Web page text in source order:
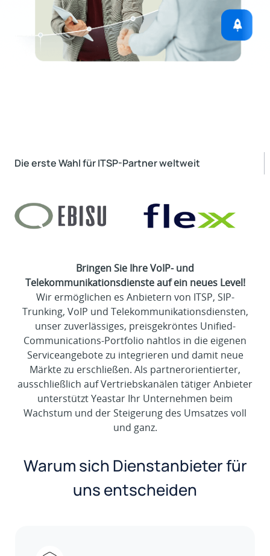
Die erste Wahl für ITSP-Partner weltweit
Bringen Sie Ihre VoIP- und
Telekommunikationsdienste auf ein neues Level!
Wir ermöglichen es Anbietern von ITSP, SIP-
Trunking, VoIP und Telekommunikationsdiensten,
unser zuverlässiges, preisgekröntes Unified-
Communications-Portfolio nahtlos in die eigenen
Serviceangebote zu integrieren und damit neue
Märkte zu erschließen. Als partnerorientierter,
ausschließlich auf Vertriebskanälen tätiger Anbieter
unterstützt Yeastar Ihr Unternehmen beim
Wachstum und der Steigerung des Umsatzes voll
und ganz.
Warum sich Dienstanbieter für
uns entscheiden